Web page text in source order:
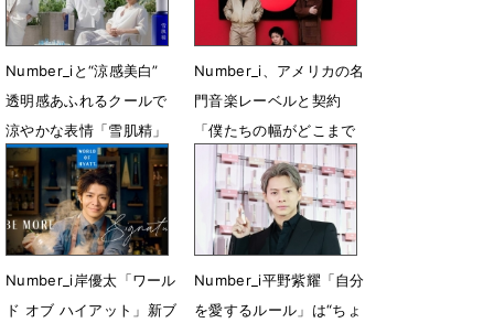
Number_iと“涼感美白”
透明感あふれるクールで
涼やかな表情「雪肌精」
新CMが公開
6月23日 13時16分
Number_i、アメリカの名
門音楽レーベルと契約
「僕たちの幅がどこまで
広がるのか楽しみ」
5月18日 10時53分
Number_i岸優太「ワール
ド オブ ハイアット」新ブ
Number_i平野紫耀「自分
を愛するルール」は“ちょ